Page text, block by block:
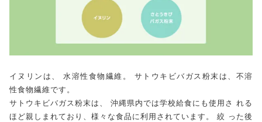
イヌリンは、 水溶性食物繊維。 サトウキビバガス粉末は、不溶
性食物繊維です。
サトウキビバガス粉末は、 沖縄県内では学校給食にも使用さ れる
ほど親しまれており、様々な食品に利用されています。 絞 った後